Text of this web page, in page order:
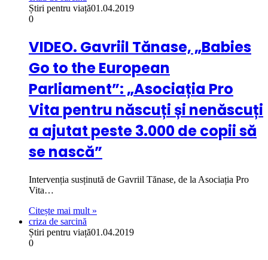
Știri pentru viață01.04.2019
0
VIDEO. Gavriil Tănase, „Babies
Go to the European
Parliament”: „Asociația Pro
Vita pentru născuți și nenăscuți
a ajutat peste 3.000 de copii să
se nască”
Intervenția susținută de Gavriil Tănase, de la Asociația Pro
Vita…
Citește mai mult »
criza de sarcină
Știri pentru viață01.04.2019
0